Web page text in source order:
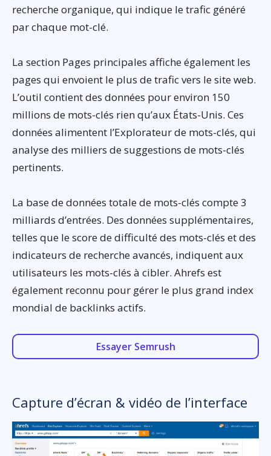
recherche organique, qui indique le trafic généré
par chaque mot-clé.
La section Pages principales affiche également les
pages qui envoient le plus de trafic vers le site web.
L’outil contient des données pour environ 150
millions de mots-clés rien qu’aux États-Unis. Ces
données alimentent l’Explorateur de mots-clés, qui
analyse des milliers de suggestions de mots-clés
pertinents.
La base de données totale de mots-clés compte 3
milliards d’entrées. Des données supplémentaires,
telles que le score de difficulté des mots-clés et des
indicateurs de recherche avancés, indiquent aux
utilisateurs les mots-clés à cibler. Ahrefs est
également reconnu pour gérer le plus grand index
mondial de backlinks actifs.
Essayer Semrush
Capture d’écran & vidéo de l’interface